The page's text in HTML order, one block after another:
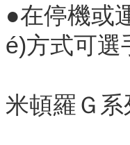
●在停機或
é)方式可選手
米頓羅Ｇ